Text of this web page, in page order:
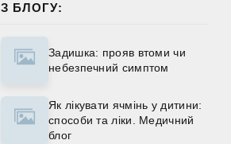
З БЛОГУ:
Задишка: прояв втоми чи
небезпечний симптом
Як лікувати ячмінь у дитини:
способи та ліки. Медичний
блог